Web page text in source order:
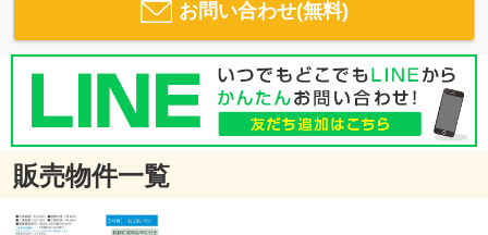
お問い合わせ(無料)
販売物件一覧